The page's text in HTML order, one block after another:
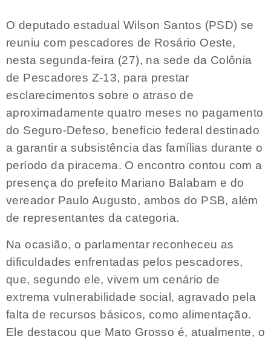
O deputado estadual Wilson Santos (PSD) se
reuniu com pescadores de Rosário Oeste,
nesta segunda-feira (27), na sede da Colônia
de Pescadores Z-13, para prestar
esclarecimentos sobre o atraso de
aproximadamente quatro meses no pagamento
do Seguro-Defeso, benefício federal destinado
a garantir a subsistência das famílias durante o
período da piracema. O encontro contou com a
presença do prefeito Mariano Balabam e do
vereador Paulo Augusto, ambos do PSB, além
de representantes da categoria.
Na ocasião, o parlamentar reconheceu as
dificuldades enfrentadas pelos pescadores,
que, segundo ele, vivem um cenário de
extrema vulnerabilidade social, agravado pela
falta de recursos básicos, como alimentação.
Ele destacou que Mato Grosso é, atualmente, o